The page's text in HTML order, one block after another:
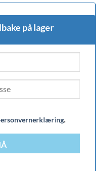
på lager
.